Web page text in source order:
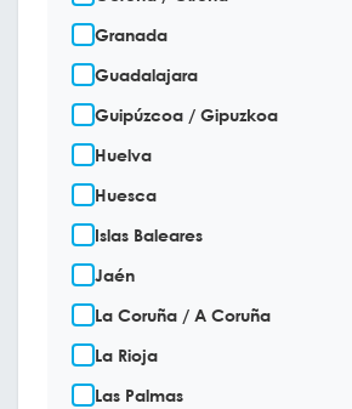
Granada
Guadalajara
Guipúzcoa / Gipuzkoa
Huelva
Huesca
Islas Baleares
Jaén
La Coruña / A Coruña
La Rioja
Las Palmas